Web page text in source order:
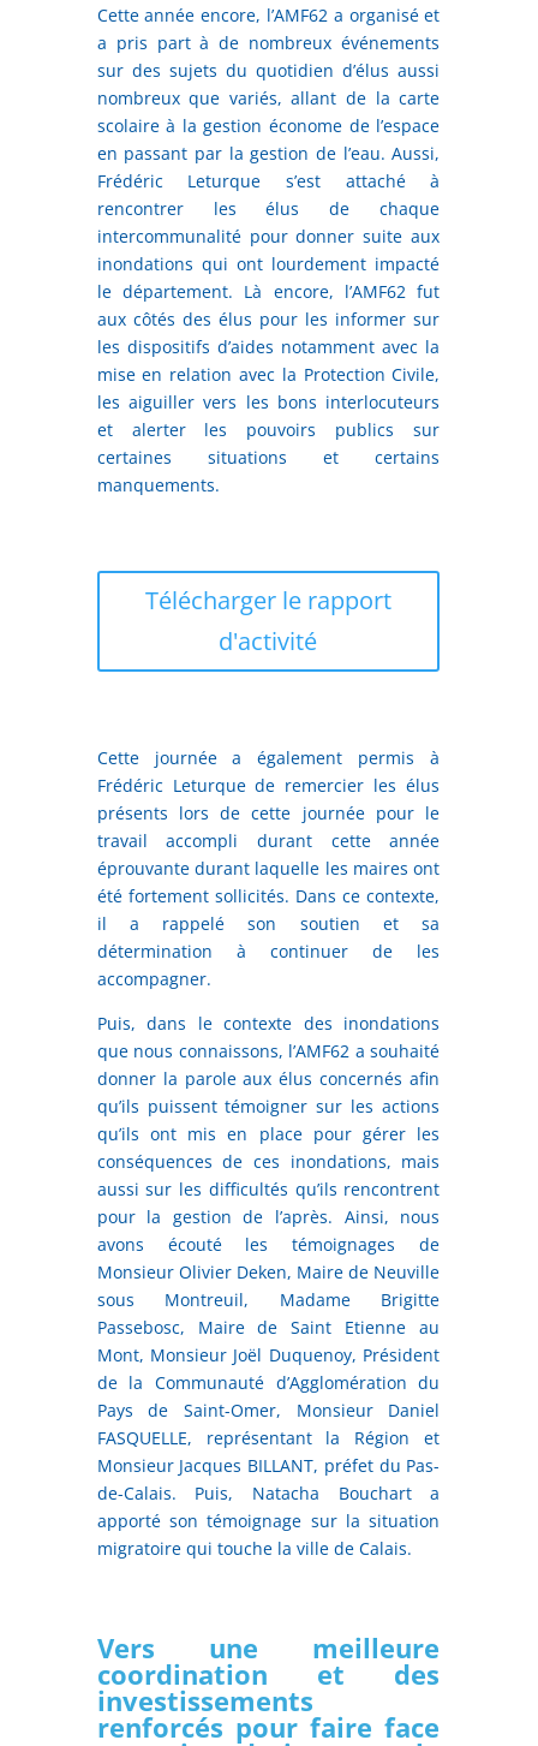
Cette année encore, l’AMF62 a organisé et
a pris part à de nombreux événements
sur des sujets du quotidien d’élus aussi
nombreux que variés, allant de la carte
scolaire à la gestion économe de l’espace
en passant par la gestion de l’eau. Aussi,
Frédéric Leturque s’est attaché à
rencontrer les élus de chaque
intercommunalité pour donner suite aux
inondations qui ont lourdement impacté
le département. Là encore, l’AMF62 fut
aux côtés des élus pour les informer sur
les dispositifs d’aides notamment avec la
mise en relation avec la Protection Civile,
les aiguiller vers les bons interlocuteurs
et alerter les pouvoirs publics sur
certaines situations et certains
manquements.
Télécharger le rapport
d'activité
Cette journée a également permis à
Frédéric Leturque de remercier les élus
présents lors de cette journée pour le
travail accompli durant cette année
éprouvante durant laquelle les maires ont
été fortement sollicités. Dans ce contexte,
il a rappelé son soutien et sa
détermination à continuer de les
accompagner.
Puis, dans le contexte des inondations
que nous connaissons, l’AMF62 a souhaité
donner la parole aux élus concernés afin
qu’ils puissent témoigner sur les actions
qu’ils ont mis en place pour gérer les
conséquences de ces inondations, mais
aussi sur les difficultés qu’ils rencontrent
pour la gestion de l’après. Ainsi, nous
avons écouté les témoignages de
Monsieur Olivier Deken, Maire de Neuville
sous Montreuil, Madame Brigitte
Passebosc, Maire de Saint Etienne au
Mont, Monsieur Joël Duquenoy, Président
de la Communauté d’Agglomération du
Pays de Saint-Omer, Monsieur Daniel
FASQUELLE, représentant la Région et
Monsieur Jacques BILLANT, préfet du Pas-
de-Calais. Puis, Natacha Bouchart a
apporté son témoignage sur la situation
migratoire qui touche la ville de Calais.
Vers une meilleure
coordination et des
investissements
renforcés pour faire face